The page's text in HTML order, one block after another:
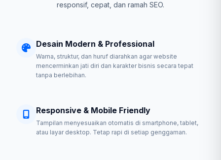
responsif, cepat, dan ramah SEO.
Desain Modern & Professional
Warna, struktur, dan huruf diarahkan agar website
mencerminkan jati diri dan karakter bisnis secara tepat
tanpa berlebihan.
Responsive & Mobile Friendly
Tampilan menyesuaikan otomatis di smartphone, tablet,
atau layar desktop. Tetap rapi di setiap genggaman.